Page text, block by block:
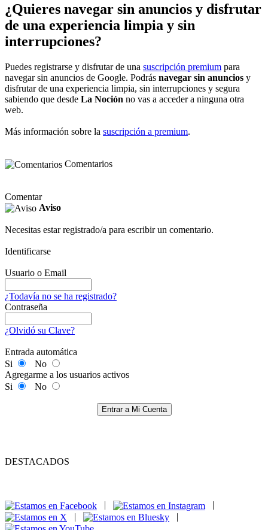
¿Quieres navegar sin anuncios y disfrutar
de una experiencia limpia y sin
interrupciones?
Puedes registrarse y disfrutar de una suscripción premium para
navegar sin anuncios de Google. Podrás navegar sin anuncios y
disfrutar de una experiencia limpia, sin interrupciones y segura
sabiendo que desde La Noción no vas a acceder a ninguna otra
web.
Más información sobre la suscripción a premium.
Comentarios
Comentar
Aviso
Necesitas estar registrado/a para escribir un comentario.
Identificarse
Usuario o Email
¿Todavía no se ha registrado?
Contraseña
¿Olvidó su Clave?
Entrada automática
Si
No
Agregarme a los usuarios activos
Si
No
Entrar a Mi Cuenta
DESTACADOS
|
|